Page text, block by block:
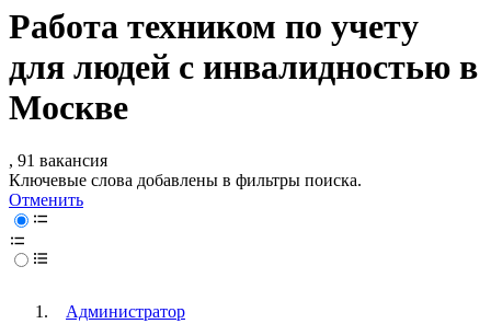
Работа техником по учету
для людей с инвалидностью в
Москве
, 91 вакансия
Ключевые слова добавлены в фильтры поиска.
Отменить
Администратор